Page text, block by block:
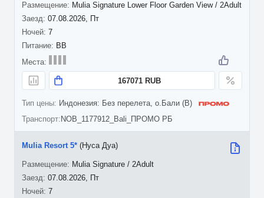
07.08.2026, Пт
7
Mulia Signature Lower Floor Garden View / 2Adult
BB
167071 RUB
Индонезия: Без перелета, о.Бали (B)
NOB_1177912_Bali_ПРОМО РБ
07.08.2026, Пт
7
Mulia Resort 5* (Нуса Дуа)
Mulia Signature / 2Adult